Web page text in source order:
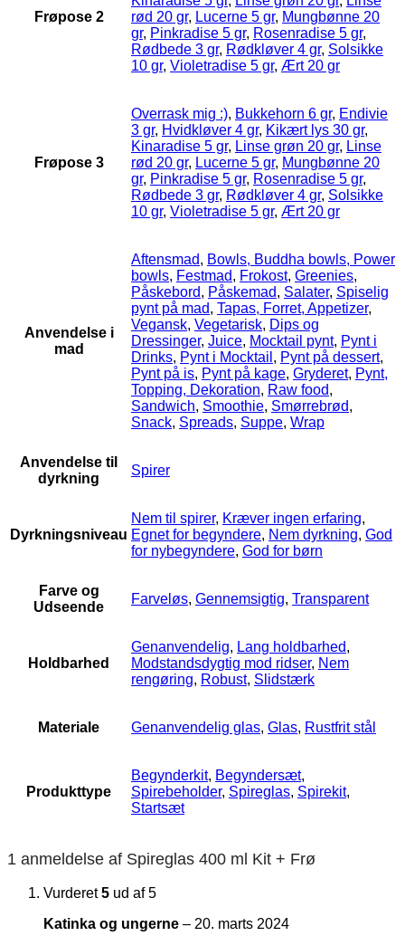
Frøpose 2
rød 20 gr, Lucerne 5 gr, Mungbønne 20
gr, Pinkradise 5 gr, Rosenradise 5 gr,
Rødbede 3 gr, Rødkløver 4 gr, Solsikke
10 gr, Violetradise 5 gr, Ært 20 gr
Frøpose 3
Overrask mig :), Bukkehorn 6 gr, Endivie
3 gr, Hvidkløver 4 gr, Kikært lys 30 gr,
Kinaradise 5 gr, Linse grøn 20 gr, Linse
rød 20 gr, Lucerne 5 gr, Mungbønne 20
gr, Pinkradise 5 gr, Rosenradise 5 gr,
Rødbede 3 gr, Rødkløver 4 gr, Solsikke
10 gr, Violetradise 5 gr, Ært 20 gr
Anvendelse i
mad
Aftensmad, Bowls, Buddha bowls, Power
bowls, Festmad, Frokost, Greenies,
Påskebord, Påskemad, Salater, Spiselig
pynt på mad, Tapas, Forret, Appetizer,
Vegansk, Vegetarisk, Dips og
Dressinger, Juice, Mocktail pynt, Pynt i
Drinks, Pynt i Mocktail , Pynt på dessert,
Pynt på is, Pynt på kage, Gryderet, Pynt,
Topping, Dekoration, Raw food,
Sandwich, Smoothie, Smørrebrød,
Snack, Spreads, Suppe, Wrap
Anvendelse til
dyrkning
Spirer
Dyrkningsniveau
Nem til spirer, Kræver ingen erfaring,
Egnet for begyndere, Nem dyrkning, God
for nybegyndere, God for børn
Farve og
Udseende
Farveløs, Gennemsigtig, Transparent
Holdbarhed
Genanvendelig, Lang holdbarhed,
Modstandsdygtig mod ridser, Nem
rengøring, Robust, Slidstærk
Materiale Genanvendelig glas, Glas, Rustfrit stål
Produkttype
Begynderkit, Begyndersæt,
Spirebeholder, Spireglas, Spirekit,
Startsæt
1 anmeldelse af Spireglas 400 ml Kit + Frø
Vurderet5 ud af 5
Katinka og ungerne – 20. marts 2024